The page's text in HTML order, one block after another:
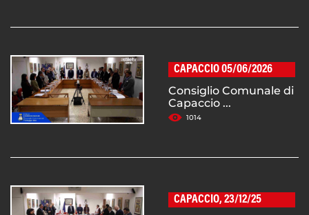
CAPACCIO 05/06/2026
Consiglio Comunale di
Capaccio ...
1014
CAPACCIO, 23/12/25